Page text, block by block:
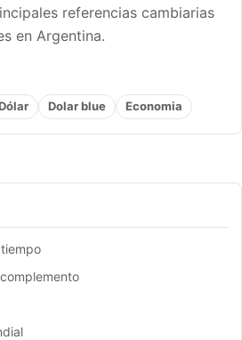
referencias cambiarias
en Argentina.
Dolar blue Economia